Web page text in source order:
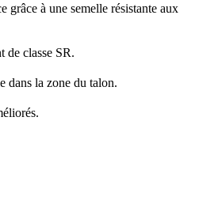
grâce à une semelle résistante aux
de classe SR.
dans la zone du talon.